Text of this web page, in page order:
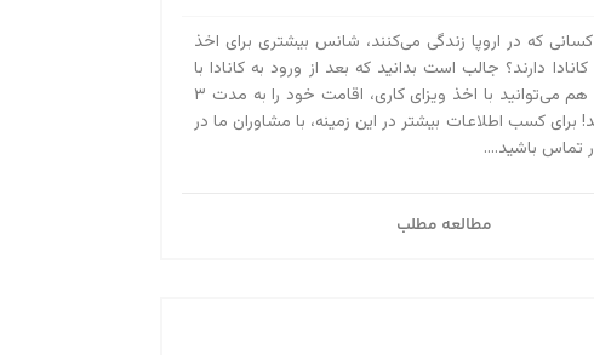
کسانی که در اروپا زندگی می‌کنند، شانس بیشتری برای اخذ
دارند؟ جالب است بدانید که بعد از ورود به کانادا با
ویزای توریستی هم می‌توانید با اخذ ویزای کاری، اقامت خود را به مدت ۳
برای کسب اطلاعات بیشتر در این زمینه، با مشاوران ما در
مطالعه مطلب